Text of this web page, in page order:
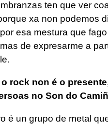
ten que ver
xa non podemos
esa mestura que
de expresarme a
rock non é o
no Son do
é un grupo de metal